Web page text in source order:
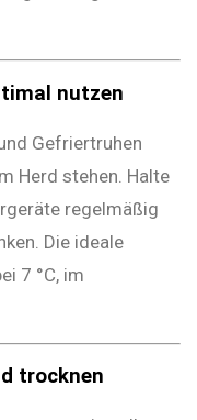
nutzen
Gefriertruhen
Herd stehen. Halte
regelmäßig
Die ideale
7 °C, im
trocknen